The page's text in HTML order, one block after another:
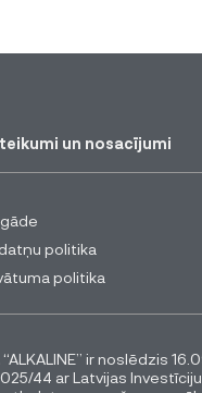
un nosacījumi
politika
politika
“ALKALINE” ir noslēdzis
44 ar Latvijas